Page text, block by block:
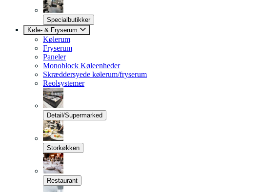
Specialbutikker
Køle- & Fryserum
Kølerum
Fryserum
Paneler
Monoblock Køleenheder
Skræddersyede kølerum/fryserum
Reolsystemer
Detail/Supermarked
Storkøkken
Restaurant